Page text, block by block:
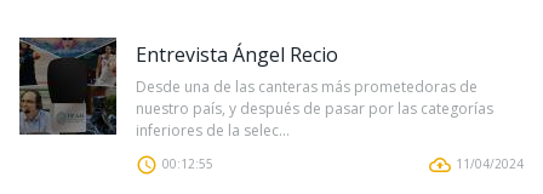
Entrevista Ángel Recio
Desde una de las canteras más prometedoras de
nuestro país, y después de pasar por las categorías
inferiores de la selec...
00:12:55 11/04/2024